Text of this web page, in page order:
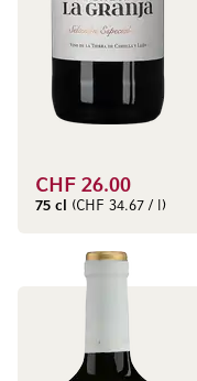
CHF 26.00
75 cl (CHF 34.67 / l)